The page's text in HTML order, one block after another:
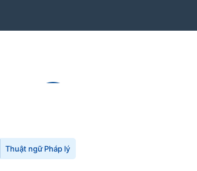
Thuật ngữ Pháp lý